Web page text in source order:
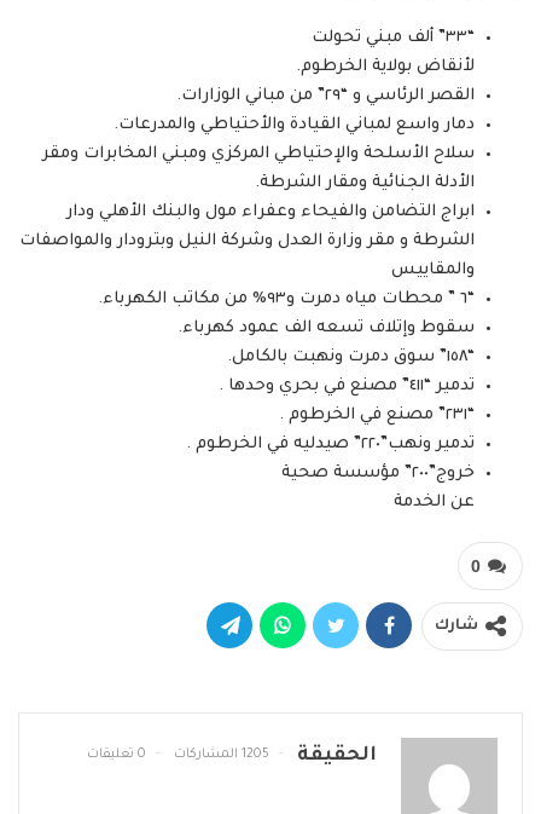
“٣٣” ألف مبني تحولت
لأنقاض بولاية الخرطوم.
القصر الرئاسي و “٢٩” من مباني الوزارات.
دمار واسع لمباني القيادة والأحتياطي والمدرعات.
سلاح الأسلحة والإحتياطي المركزي ومبني المخابرات ومقر
الأدلة الجنائية ومقار الشرطة.
ابراج التضامن والفيحاء وعفراء مول والبنك الأهلي ودار
الشرطة و مقر وزارة العدل وشركة النيل وبترودار والمواصفات
والمقاييس
“٦ ” محطات مياه دمرت و٩٣% من مكاتب الكهرباء.
سقوط وإتلاف تسعه الف عمود كهرباء.
“١٥٨” سوق دمرت ونهبت بالكامل.
تدمير “٤١١” مصنع في بحري وحدها .
“٢٣١” مصنع في الخرطوم .
تدمير ونهب”٢٢٠” صيدليه في الخرطوم .
خروج”٢٠٠” مؤسسة صحية
عن الخدمة
0
شارك
الحقيقة 1205 المشاركات 0 تعليقات